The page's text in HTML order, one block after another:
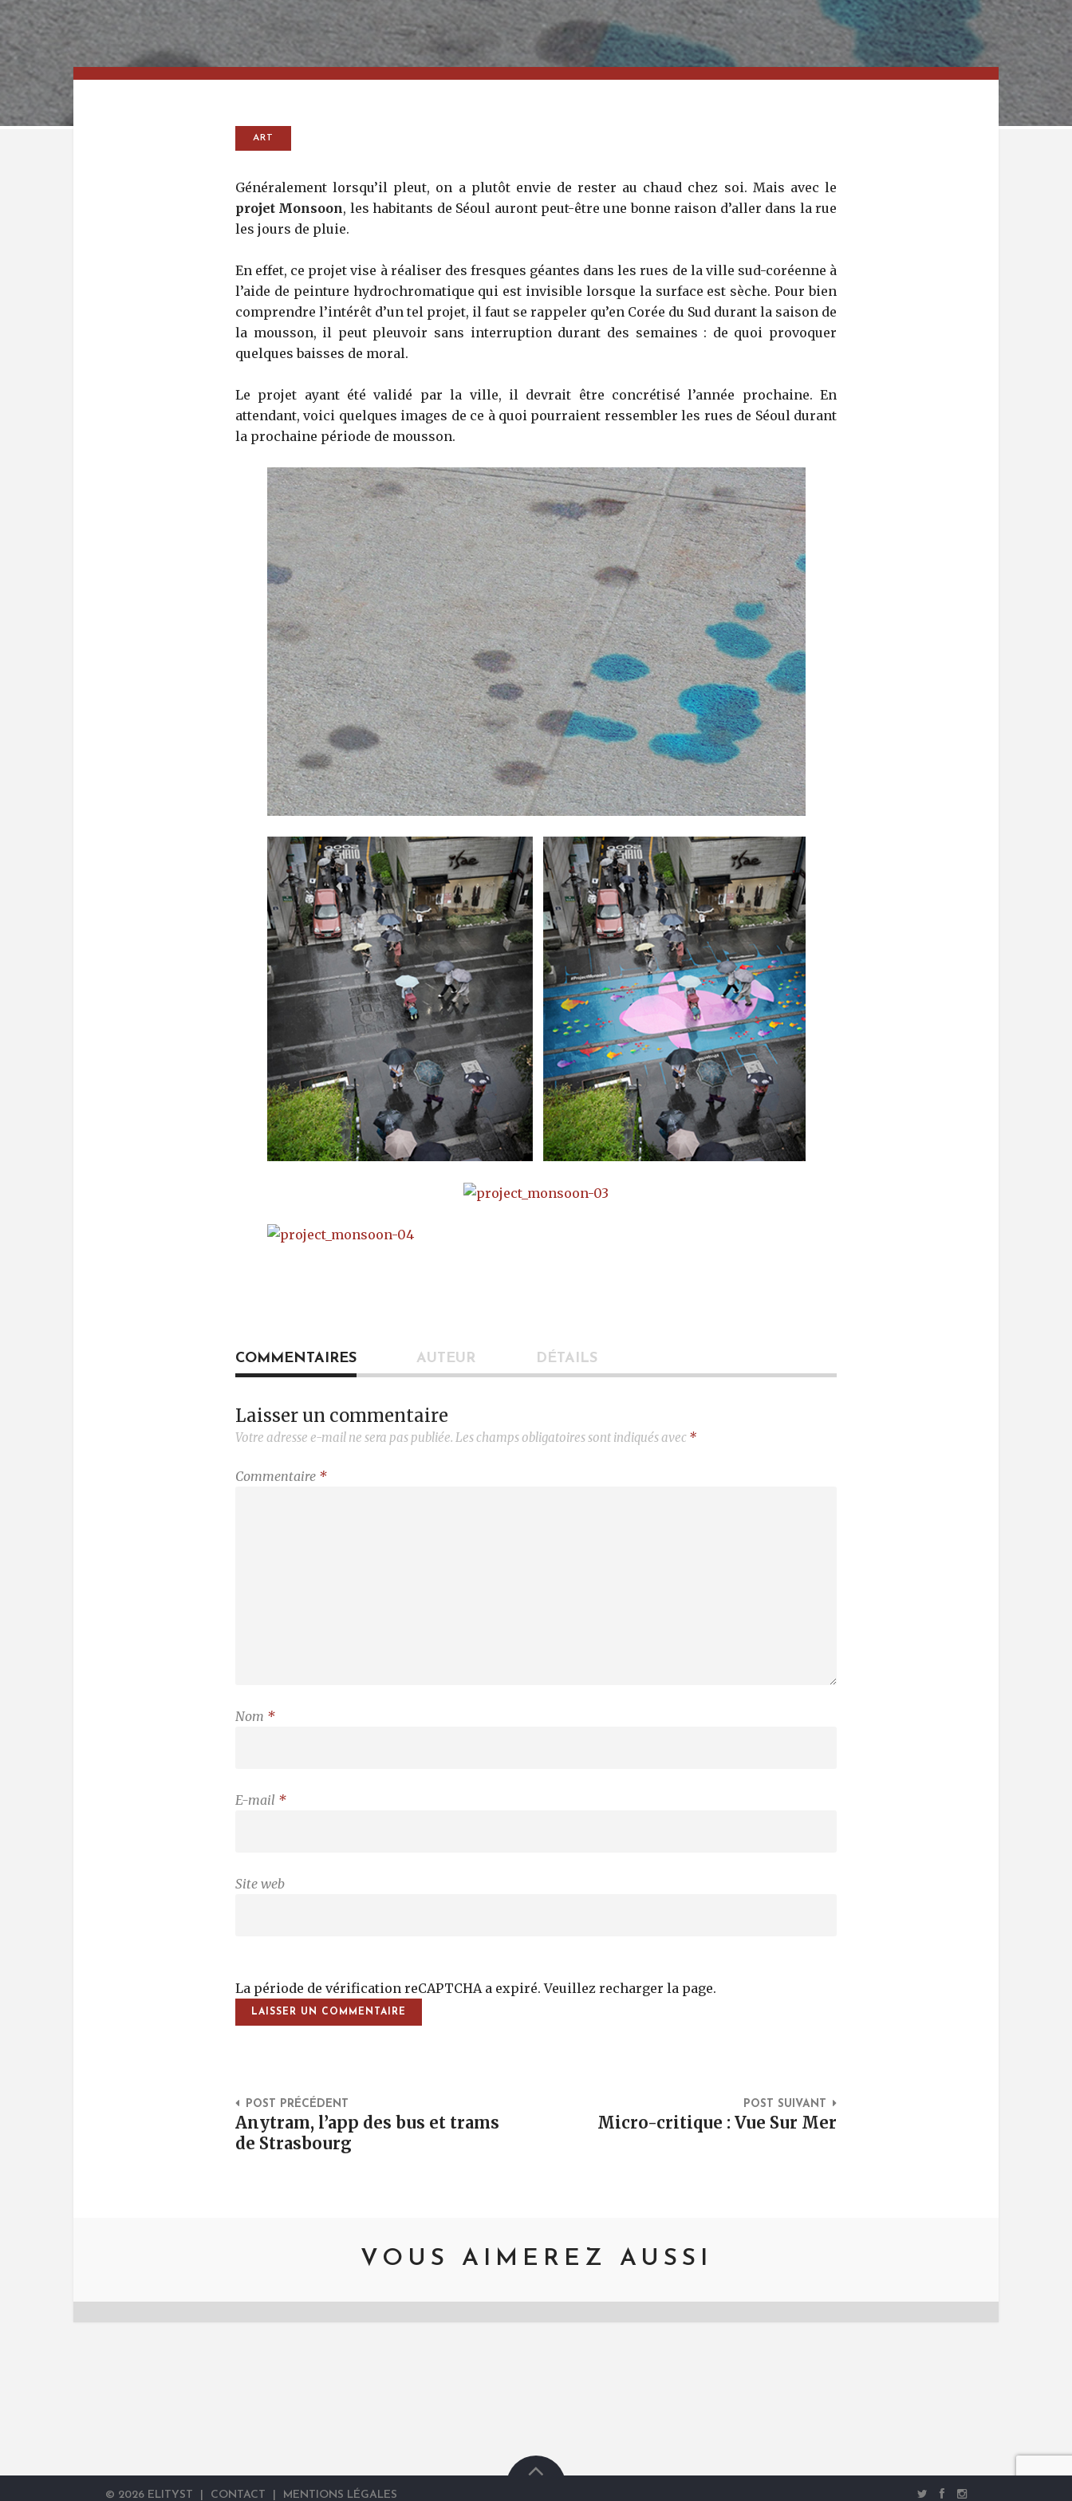
ART
Généralement lorsqu’il pleut, on a plutôt envie de rester au chaud chez soi. Mais avec le
projet Monsoon, les habitants de Séoul auront peut-être une bonne raison d’aller dans la rue
les jours de pluie.
En effet, ce projet vise à réaliser des fresques géantes dans les rues de la ville sud-coréenne à
l’aide de peinture hydrochromatique qui est invisible lorsque la surface est sèche. Pour bien
comprendre l’intérêt d’un tel projet, il faut se rappeler qu’en Corée du Sud durant la saison de
la mousson, il peut pleuvoir sans interruption durant des semaines : de quoi provoquer
quelques baisses de moral.
Le projet ayant été validé par la ville, il devrait être concrétisé l’année prochaine. En
attendant, voici quelques images de ce à quoi pourraient ressembler les rues de Séoul durant
la prochaine période de mousson.
COMMENTAIRES AUTEUR DÉTAILS
Laisser un commentaire
Votre adresse e-mail ne sera pas publiée. Les champs obligatoires sont indiqués avec *
Commentaire *
Nom *
E-mail *
Site web
La période de vérification reCAPTCHA a expiré. Veuillez recharger la page.
Post Navigation
POST PRÉCÉDENT
Anytram, l’app des bus et trams
de Strasbourg
POST SUIVANT
Micro-critique : Vue Sur Mer
VOUS AIMEREZ AUSSI
© 2026 ELITYST CONTACT MENTIONS LÉGALES